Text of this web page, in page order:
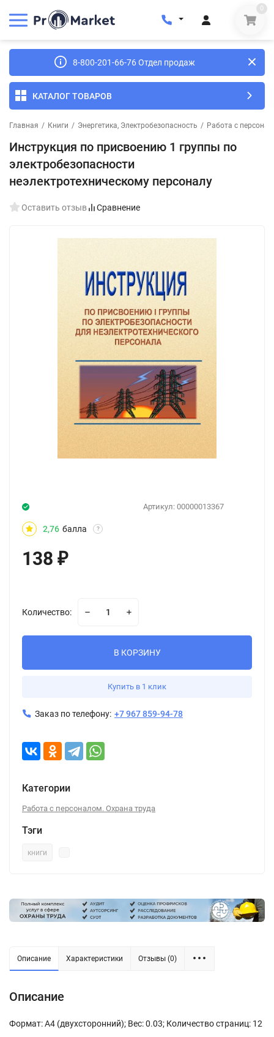
0
8-800-201-66-76 Отдел продаж
КАТАЛОГ ТОВАРОВ
Главная / Книги / Энергетика, Электробезопасность / Работа с
Инструкция по присвоению 1 группы по
электробезопасности
неэлектротехническому персоналу
Оставить отзыв Сравнение
Артикул: 00000013367
2,76 балла ?
138 ₽
Количество:
В КОРЗИНУ
Купить в 1 клик
Заказ по телефону: +7 967 859-94-78
Категории
Работа с персоналом. Охрана труда
Тэги
книги
Описание Характеристики Отзывы (0)
Описание
Формат: А4 (двухсторонний); Вес: 0.03; Количество страниц: 12